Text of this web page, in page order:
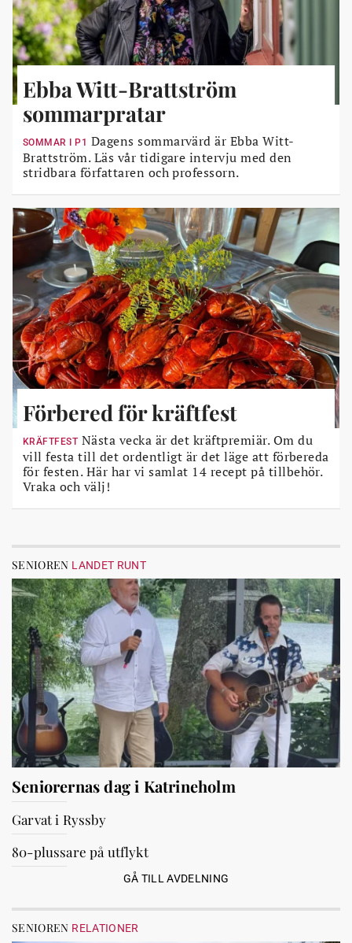
Ebba Witt-Brattström
sommarpratar
SOMMAR I P1 Dagens sommarvärd är Ebba Witt-
Brattström. Läs vår tidigare intervju med den
stridbara författaren och professorn.
Förbered för kräftfest
KRÄFTFEST Nästa vecka är det kräftpremiär. Om du
vill festa till det ordentligt är det läge att förbereda
för festen. Här har vi samlat 14 recept på tillbehör.
Vraka och välj!
SENIOREN LANDET RUNT
Seniorernas dag i Katrineholm
Garvat i Ryssby
80-plussare på utflykt
GÅ TILL AVDELNING
SENIOREN RELATIONER